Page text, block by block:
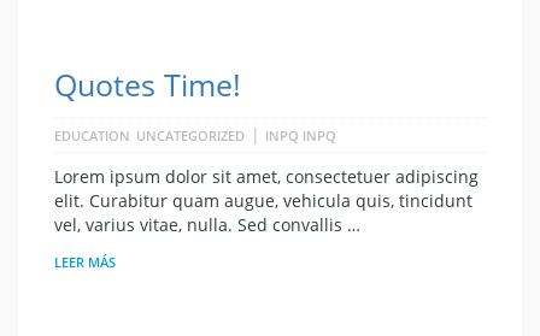
Quotes Time!
EDUCATION UNCATEGORIZED | INPQ INPQ
Lorem ipsum dolor sit amet, consectetuer adipiscing
elit. Curabitur quam augue, vehicula quis, tincidunt
vel, varius vitae, nulla. Sed convallis …
LEER MÁS